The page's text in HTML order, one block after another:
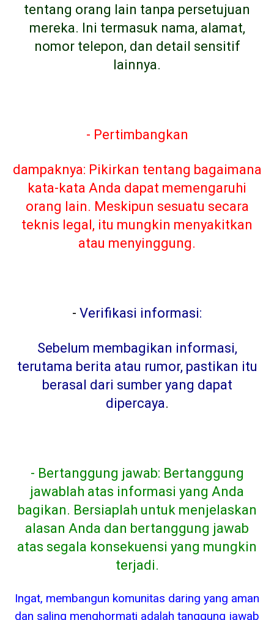
tentang orang lain tanpa persetujuan
mereka. Ini termasuk nama, alamat,
nomor telepon, dan detail sensitif
lainnya.
- Pertimbangkan
dampaknya: Pikirkan tentang bagaimana
kata-kata Anda dapat memengaruhi
orang lain. Meskipun sesuatu secara
teknis legal, itu mungkin menyakitkan
atau menyinggung.
- Verifikasi informasi:
Sebelum membagikan informasi,
terutama berita atau rumor, pastikan itu
berasal dari sumber yang dapat
dipercaya.
- Bertanggung jawab: Bertanggung
jawablah atas informasi yang Anda
bagikan. Bersiaplah untuk menjelaskan
alasan Anda dan bertanggung jawab
atas segala konsekuensi yang mungkin
terjadi.
Ingat, membangun komunitas daring yang aman
dan saling menghormati adalah tanggung jawab